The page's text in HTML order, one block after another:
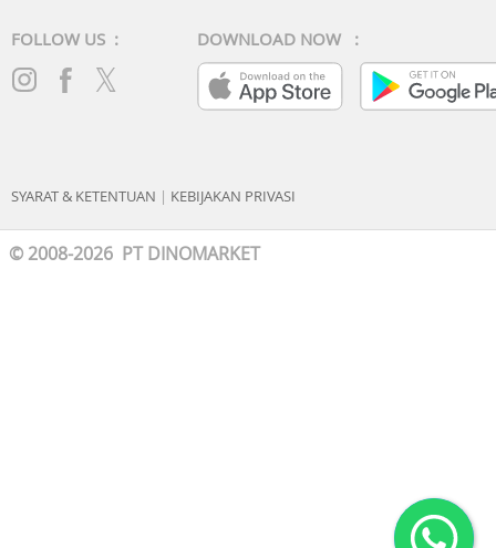
FOLLOW US : DOWNLOAD NOW :
SYARAT & KETENTUAN | KEBIJAKAN PRIVASI
© 2008-2026 PT DINOMARKET